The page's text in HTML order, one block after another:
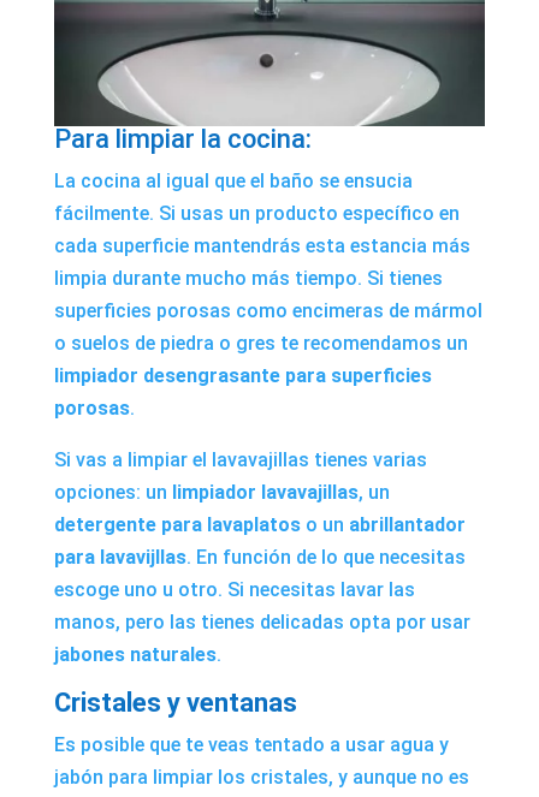
Para limpiar la cocina:
La cocina al igual que el baño se ensucia
fácilmente. Si usas un producto específico en
cada superficie mantendrás esta estancia más
limpia durante mucho más tiempo. Si tienes
superficies porosas como encimeras de mármol
o suelos de piedra o gres te recomendamos un
limpiador desengrasante para superficies
porosas.
Si vas a limpiar el lavavajillas tienes varias
opciones: un limpiador lavavajillas, un
detergente para lavaplatoso un abrillantador
para lavavijllas. En función de lo que necesitas
escoge uno u otro. Si necesitas lavar las
manos, pero las tienes delicadas opta por usar
jabones naturales.
Cristales y ventanas
Es posible que te veas tentado a usar agua y
jabón para limpiar los cristales, y aunque no es